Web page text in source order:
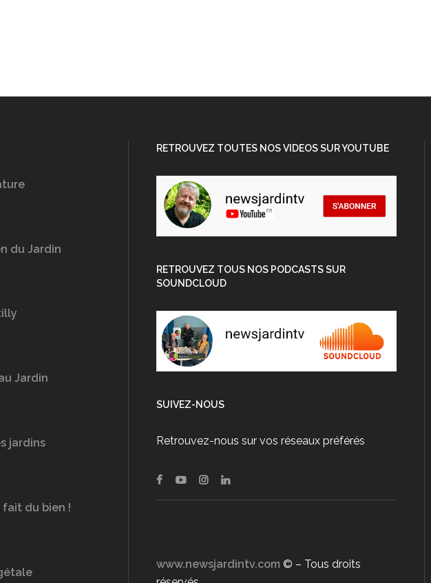
du Jardin
Jardin
jardins
fait du bien !
RETROUVEZ TOUTES NOS VIDEOS SUR YOUTUBE
RETROUVEZ TOUS NOS PODCASTS SUR
SOUNDCLOUD
SUIVEZ-NOUS
Retrouvez-nous sur vos réseaux préférés
www.newsjardintv.com © – Tous droits